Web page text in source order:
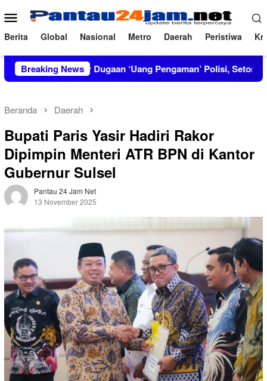
ke
konten
Menu
Mobile
Berita Global Nasional Metro Daerah Peristiwa
Breaking News
Bongkar Dugaan ‘Uang Pengaman’ Polisi, Setor Rp2,5 Juta
Beranda Daerah
Bupati Paris Yasir Hadiri Rakor
Dipimpin Menteri ATR BPN di Kantor
Gubernur Sulsel
Pantau 24 Jam Net
13 November 2025